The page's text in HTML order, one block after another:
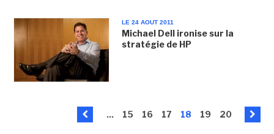
LE 24 AOUT 2011
Michael Dell ironise sur la
stratégie de HP
... 15 16 17 18 19 20